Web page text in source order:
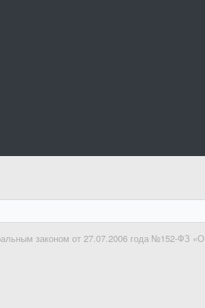
законом от 27.07.2006 года №152-ФЗ «О